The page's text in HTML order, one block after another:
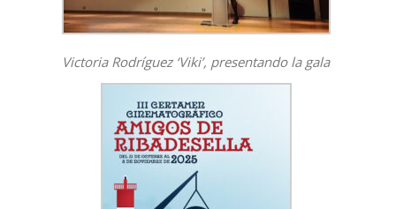
Victoria Rodríguez ‘Viki’, presentando la gala